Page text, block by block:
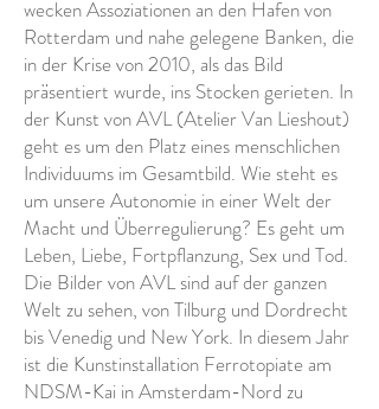
wecken Assoziationen an den Hafen von
Rotterdam und nahe gelegene Banken, die
in der Krise von 2010, als das Bild
präsentiert wurde, ins Stocken gerieten. In
der Kunst von AVL (Atelier Van Lieshout)
geht es um den Platz eines menschlichen
Individuums im Gesamtbild. Wie steht es
um unsere Autonomie in einer Welt der
Macht und Überregulierung? Es geht um
Leben, Liebe, Fortpflanzung, Sex und Tod.
Die Bilder von AVL sind auf der ganzen
Welt zu sehen, von Tilburg und Dordrecht
bis Venedig und New York. In diesem Jahr
ist die Kunstinstallation Ferrotopiate am
NDSM-Kai in Amsterdam-Nord zu